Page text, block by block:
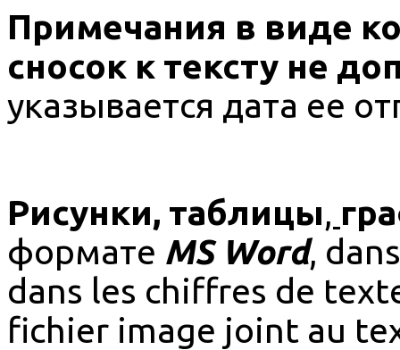
Примечания в виде
сносок к тексту не
указывается дата ее
Рисунки, таблицы,
формате MS Word,
dans les chiffres de
fichier image joint au